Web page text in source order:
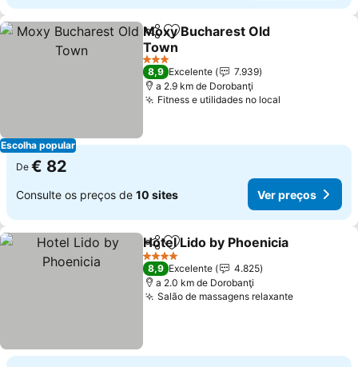
Escolha popular
PartilharAdicionar aos favoritos
Moxy Bucharest Old
Town
3 Estrelas
8,9 Excelente
7.939
a 2.9 km de Dorobanţi
Fitness e utilidades no local
De € 82
Consulte os preços de 10 sites Ver preços
PartilharAdicionar aos favoritos
Hotel Lido by Phoenicia
4 Estrelas
8,9 Excelente
4.825
a 2.0 km de Dorobanţi
Salão de massagens relaxante